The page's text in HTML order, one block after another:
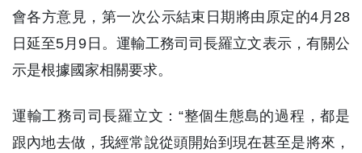
會各方意見，第一次公示結束日期將由原定的4月28
日延至5月9日。運輸工務司司長羅立文表示，有關公
示是根據國家相關要求。
運輸工務司司長羅立文：“整個生態島的過程，都是
跟內地去做，我經常說從頭開始到現在甚至是將來，